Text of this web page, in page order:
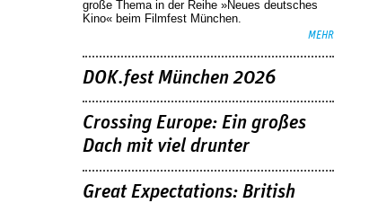
große Thema in der Reihe »Neues deutsches
Kino« beim Filmfest München.
MEHR
DOK.fest München 2026
Crossing Europe: Ein großes
Dach mit viel drunter
Great Expectations: British